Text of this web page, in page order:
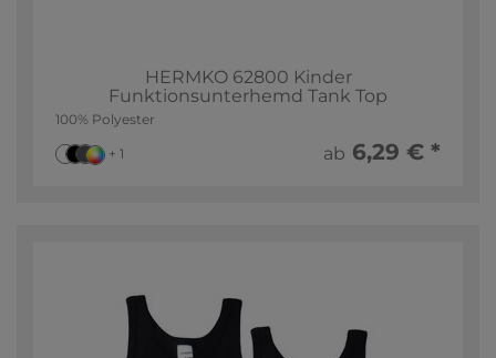
HERMKO 62800 Kinder
Funktionsunterhemd Tank Top
100% Polyester
+ 1 ab 6,29 € *